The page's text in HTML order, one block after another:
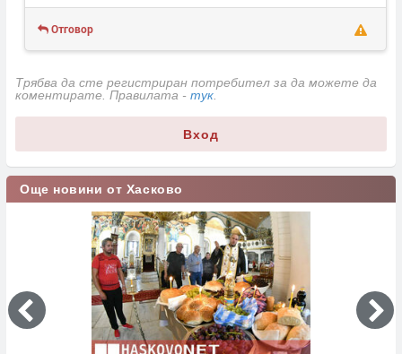
Отговор
Трябва да сте регистриран потребител за да можете да
коментирате. Правилата - тук
Вход
Още новини от Хасково